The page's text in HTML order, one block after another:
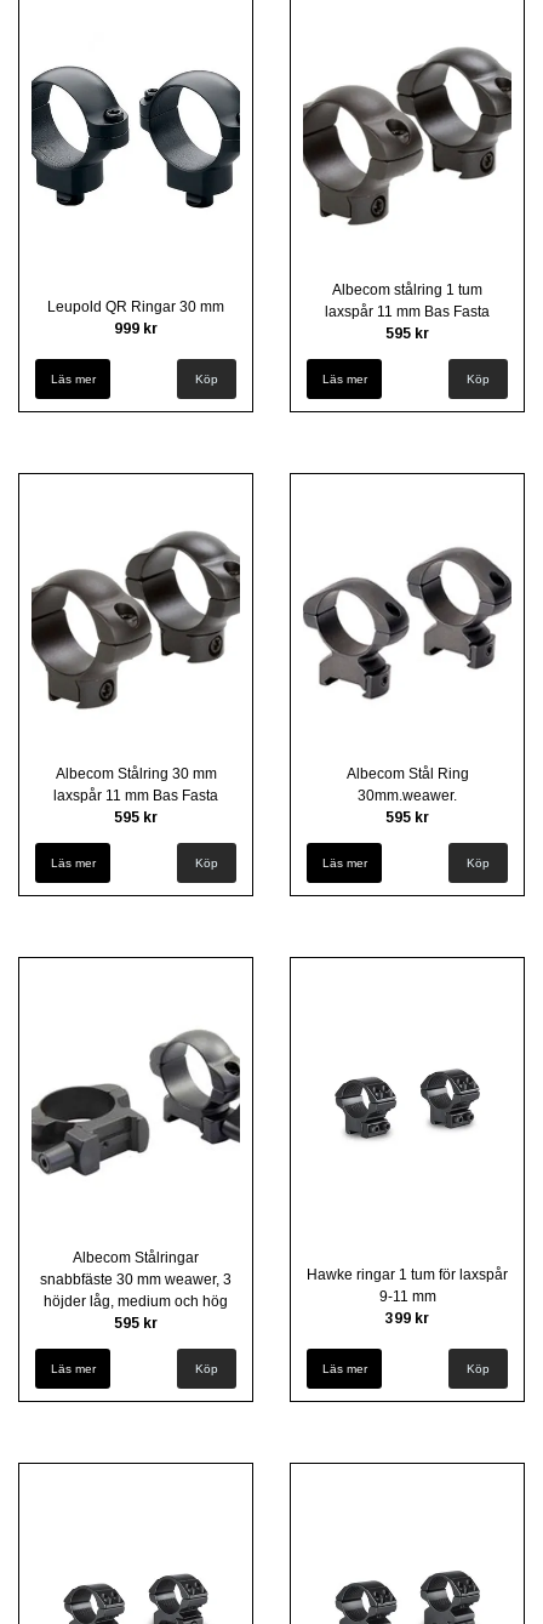
Leupold QR Ringar 30 mm
999 kr
Läs mer Köp
Albecom stålring 1 tum
laxspår 11 mm Bas Fasta
595 kr
Läs mer Köp
Albecom Stålring 30 mm
laxspår 11 mm Bas Fasta
595 kr
Läs mer Köp
Albecom Stål Ring
30mm.weawer.
595 kr
Läs mer Köp
Albecom Stålringar
snabbfäste 30 mm weawer, 3
höjder låg, medium och hög
595 kr
Läs mer Köp
Hawke ringar 1 tum för laxspår
9-11 mm
399 kr
Läs mer Köp